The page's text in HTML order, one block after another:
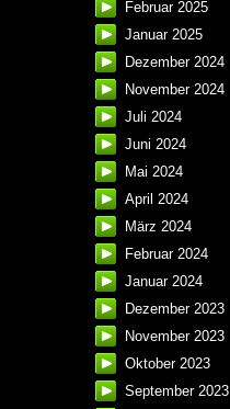
Februar 2025
Januar 2025
Dezember 2024
November 2024
Juli 2024
Juni 2024
Mai 2024
April 2024
März 2024
Februar 2024
Januar 2024
Dezember 2023
November 2023
Oktober 2023
September 2023